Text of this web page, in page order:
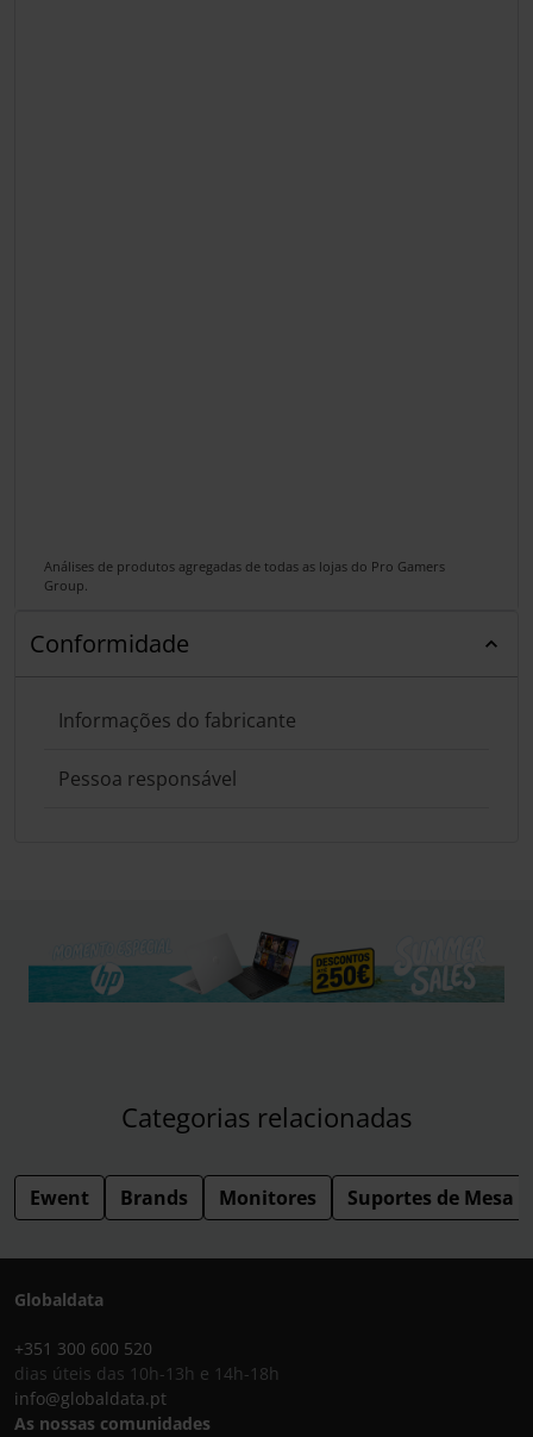
Análises de produtos agregadas de todas as lojas do Pro Gamers
Group.
Conformidade
Informações do fabricante
Pessoa responsável
Categorias relacionadas
Ewent Brands Monitores Suportes de Mesa
Globaldata
+351 300 600 520
dias úteis das 10h-13h e 14h-18h
info@globaldata.pt
As nossas comunidades